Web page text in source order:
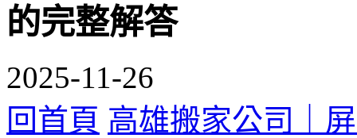
的完整解答
2025-11-26
回首頁 高雄搬家公司｜